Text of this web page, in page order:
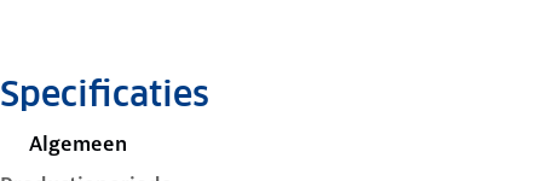
Specificaties
Algemeen